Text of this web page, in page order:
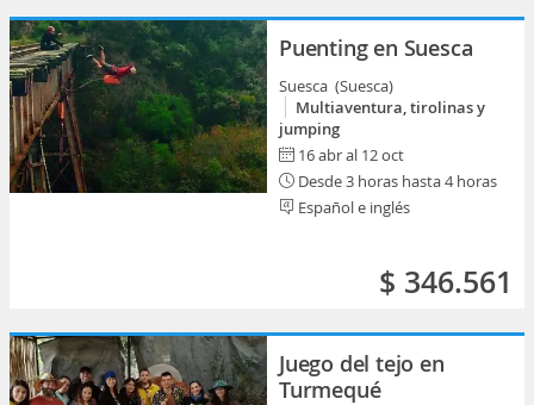
Puenting en Suesca
Suesca (Suesca)
Multiaventura, tirolinas y
jumping
16 abr al 12 oct
Desde 3 horas hasta 4 horas
Español e inglés
$ 346.561
Juego del tejo en
Turmequé